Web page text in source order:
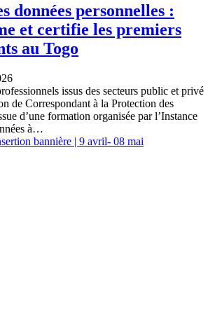
données personnelles :
et certifie les premiers
au Togo
issus des secteurs public et privé
de Correspondant à la Protection des
d’une formation organisée par l’Instance
à…